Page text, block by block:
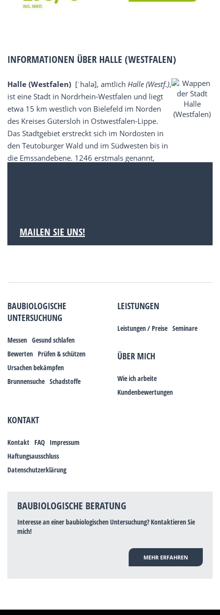
INFORMATIONEN ÜBER HALLE (WESTFALEN)
Halle (Westfalen) [ˈhalə], amtlich Halle (Westf.),
ist eine Stadt in Nordrhein-Westfalen und liegt
etwa 15 km westlich von Bielefeld im Norden
des Kreises Gütersloh in Ostwestfalen-Lippe.
Das Stadtgebiet erstreckt sich im Nordosten in
den Teutoburger Wald und im Südwesten bis in
die Emssandebene. 1246 erstmals genannt,
MAILEN SIE UNS!
BAUBIOLOGISCHE
UNTERSUCHUNG
Messen Gesund schlafen
Bewerten Prüfen & schützen
Ursachen bekämpfen
Brunnensuche Schadstoffe
LEISTUNGEN
Leistungen / Preise Seminare
ÜBER MICH
Wie ich arbeite
Kundenbewertungen
KONTAKT
Kontakt FAQ Impressum
Haftungsausschluss
Datenschutzerklärung
BAUBIOLOGISCHE BERATUNG
Interesse an einer baubiologischen Untersuchung? Kontaktieren Sie
mich!
MEHR ERFAHREN